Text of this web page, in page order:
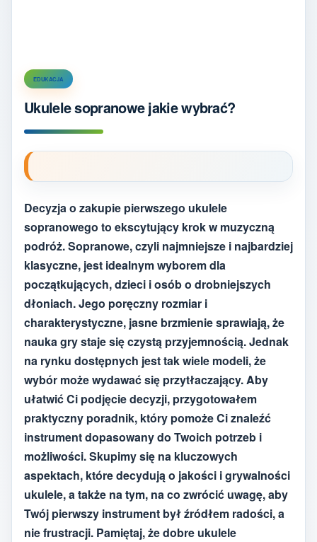
EDUKACJA
Ukulele sopranowe jakie wybrać?
Decyzja o zakupie pierwszego ukulele
sopranowego to ekscytujący krok w muzyczną
podróż. Sopranowe, czyli najmniejsze i najbardziej
klasyczne, jest idealnym wyborem dla
początkujących, dzieci i osób o drobniejszych
dłoniach. Jego poręczny rozmiar i
charakterystyczne, jasne brzmienie sprawiają, że
nauka gry staje się czystą przyjemnością. Jednak
na rynku dostępnych jest tak wiele modeli, że
wybór może wydawać się przytłaczający. Aby
ułatwić Ci podjęcie decyzji, przygotowałem
praktyczny poradnik, który pomoże Ci znaleźć
instrument dopasowany do Twoich potrzeb i
możliwości. Skupimy się na kluczowych
aspektach, które decydują o jakości i grywalności
ukulele, a także na tym, na co zwrócić uwagę, aby
Twój pierwszy instrument był źródłem radości, a
nie frustracji. Pamiętaj, że dobre ukulele